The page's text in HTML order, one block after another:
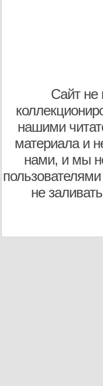
Сайт не
нашими
материала и
нами, и мы
не